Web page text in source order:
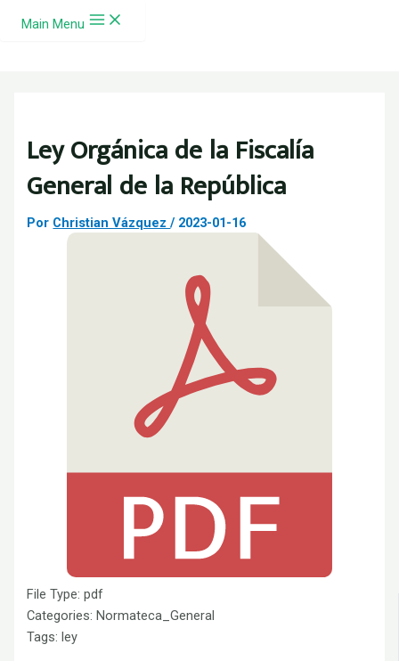
Ir al contenido
Main Menu
Ley Orgánica de la Fiscalía
General de la República
Por Christian Vázquez/ 2023-01-16
File Type:pdf
Categories:Normateca_General
Tags:ley